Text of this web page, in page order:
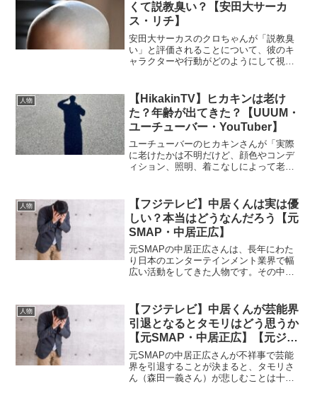
くて説教臭い？【安田大サーカ
ス・リチ】
安田大サーカスのクロちゃんが「説教臭
い」と評価されることについて、彼のキ
ャラクターや行動がどのようにして視聴
window.adsbygoogle || []).p...
人物
【HikakinTV】ヒカキンは老け
た？年齢が出てきた？【UUUM・
ユーチューバー・YouTuber】
ユーチューバーのヒカキンさんが「実際
に老けたかは不明だけど、顔色やコンデ
ィション、照明、着こなしによって老け
因には、視覚的要素や心理的要素、そし
て環境的な条件が複雑に絡...
人物
【フジテレビ】中居くんは実は優
しい？本当はどうなんだろう【元
SMAP・中居正広】
元SMAPの中居正広さんは、長年にわた
り日本のエンターテインメント業界で幅
広い活動をしてきた人物です。その中で
得ている点について詳しく解説します。
(adsbygoog...
人物
【フジテレビ】中居くんが芸能界
引退となるとタモリはどう思うか
【元SMAP・中居正広】【元ジャ
ニーズ】
元SMAPの中居正広さんが不祥事で芸能
界を引退することが決まると、タモリさ
ん（森田一義さん）が悲しむことは十分